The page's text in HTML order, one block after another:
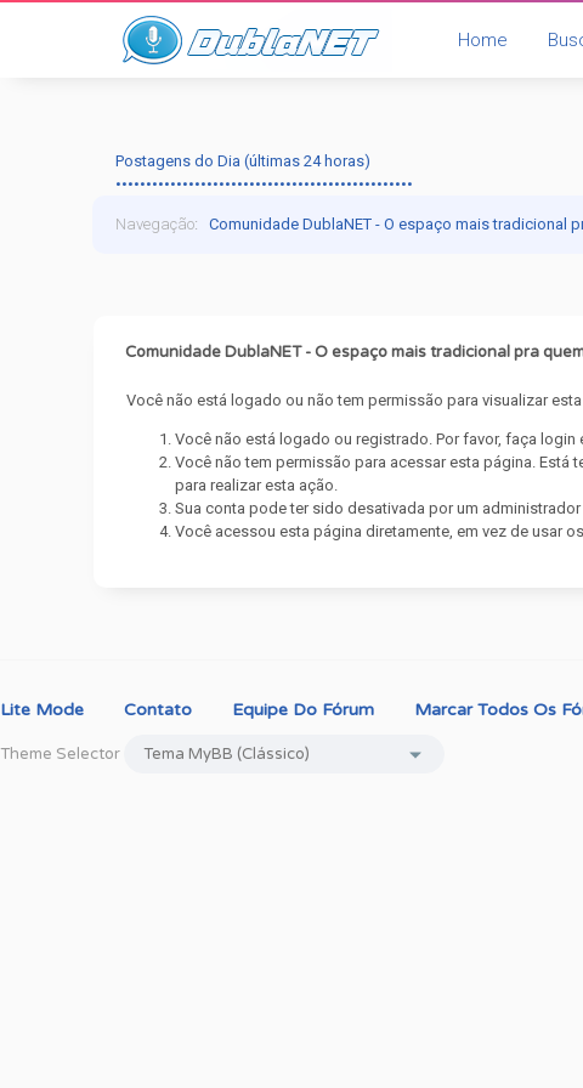
Home
Postagens do Dia (últimas 24 horas)
•••••••••••••••••••••••••••••••••••••••••••••••••
Navegação:Comunidade DublaNET - O espaço mais tradicional
Comunidade DublaNET - O espaço mais tradicional pra
Você não está logado ou não tem permissão para visualizar
Você não está logado ou registrado. Por favor, faça
Você não tem permissão para acessar esta página.
para realizar esta ação.
Sua conta pode ter sido desativada por um
Você acessou esta página diretamente, em vez de usar
Lite Mode Contato Equipe Do Fórum Marcar Todos Os
Theme Selector